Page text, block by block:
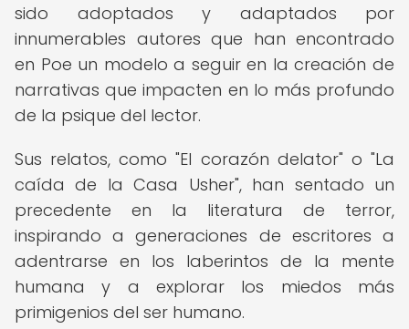
sido adoptados y adaptados por
innumerables autores que han encontrado
en Poe un modelo a seguir en la creación de
narrativas que impacten en lo más profundo
de la psique del lector.
Sus relatos, como "El corazón delator" o "La
caída de la Casa Usher", han sentado un
precedente en la literatura de terror,
inspirando a generaciones de escritores a
adentrarse en los laberintos de la mente
humana y a explorar los miedos más
primigenios del ser humano.